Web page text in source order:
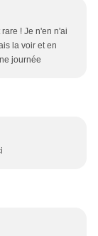
! Je n'en n'ai
la voir et en
journée